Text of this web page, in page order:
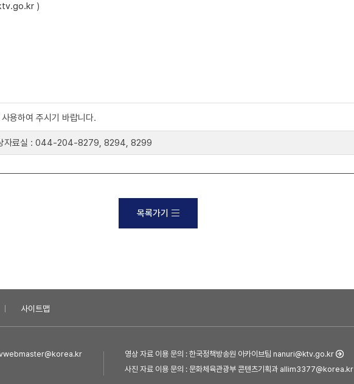
)
용하여 주시기 바랍니다.
상자료실 : 044-204-8279, 8294, 8299
목록가기
사이트맵
ktvwebmaster@korea.kr
영상 자료 이용 문의 : 한국정책방송원 아카이브팀 nanuri@ktv.go.kr
사진 자료 이용 문의 : 문화체육관광부 콘텐츠기획과 allim3377@korea.kr